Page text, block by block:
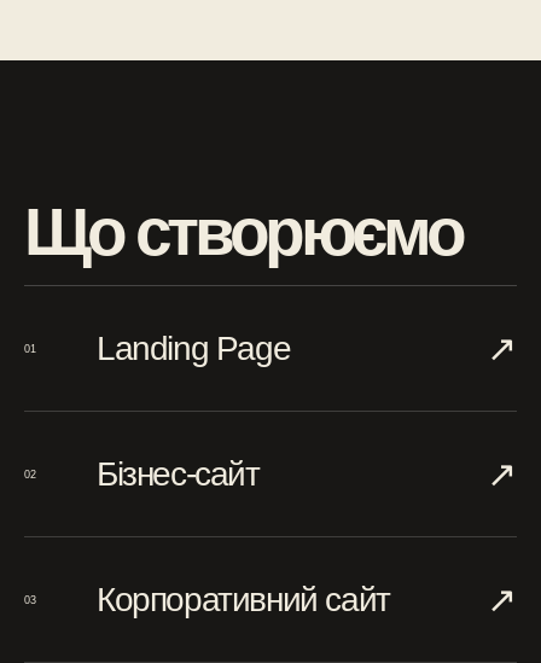
Що створюємо
01 Landing Page ↗︎
02 Бізнес-сайт ↗︎
03 Корпоративний сайт ↗︎